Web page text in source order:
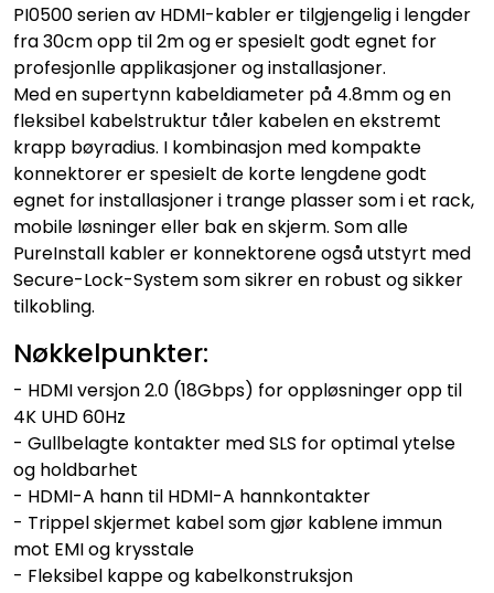
PI0500 serien av HDMI-kabler er tilgjengelig i lengder
fra 30cm opp til 2m og er spesielt godt egnet for
profesjonlle applikasjoner og installasjoner.
Med en supertynn kabeldiameter på 4.8mm og en
fleksibel kabelstruktur tåler kabelen en ekstremt
krapp bøyradius. I kombinasjon med kompakte
konnektorer er spesielt de korte lengdene godt
egnet for installasjoner i trange plasser som i et rack,
mobile løsninger eller bak en skjerm. Som alle
PureInstall kabler er konnektorene også utstyrt med
Secure-Lock-System som sikrer en robust og sikker
tilkobling.
Nøkkelpunkter:
- HDMI versjon 2.0 (18Gbps) for oppløsninger opp til
4K UHD 60Hz
- Gullbelagte kontakter med SLS for optimal ytelse
og holdbarhet
- HDMI-A hann til HDMI-A hannkontakter
- Trippel skjermet kabel som gjør kablene immun
mot EMI og krysstale
- Fleksibel kappe og kabelkonstruksjon